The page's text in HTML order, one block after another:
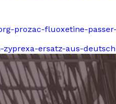
prozac-fluoxetine-
ersatz-aus-